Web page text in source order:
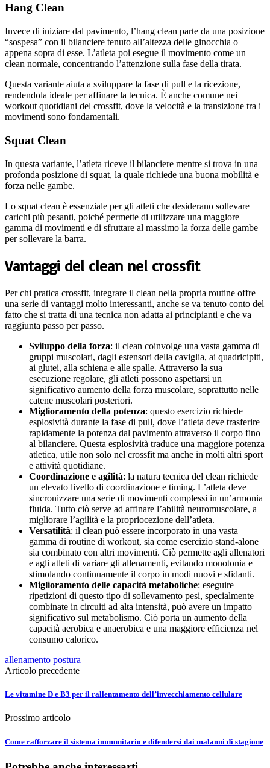
Hang Clean
Invece di iniziare dal pavimento, l’hang clean parte da una posizione
“sospesa” con il bilanciere tenuto all’altezza delle ginocchia o
appena sopra di esse. L’atleta poi esegue il movimento come un
clean normale, concentrando l’attenzione sulla fase della tirata.
Questa variante aiuta a sviluppare la fase di pull e la ricezione,
rendendola ideale per affinare la tecnica. È anche comune nei
workout quotidiani del crossfit, dove la velocità e la transizione tra i
movimenti sono fondamentali.
Squat Clean
In questa variante, l’atleta riceve il bilanciere mentre si trova in una
profonda posizione di squat, la quale richiede una buona mobilità e
forza nelle gambe.
Lo squat clean è essenziale per gli atleti che desiderano sollevare
carichi più pesanti, poiché permette di utilizzare una maggiore
gamma di movimenti e di sfruttare al massimo la forza delle gambe
per sollevare la barra.
Vantaggi del clean nel crossfit
Per chi pratica crossfit, integrare il clean nella propria routine offre
una serie di vantaggi molto interessanti, anche se va tenuto conto del
fatto che si tratta di una tecnica non adatta ai principianti e che va
raggiunta passo per passo.
Sviluppo della forza: il clean coinvolge una vasta gamma di
gruppi muscolari, dagli estensori della caviglia, ai quadricipiti,
ai glutei, alla schiena e alle spalle. Attraverso la sua
esecuzione regolare, gli atleti possono aspettarsi un
significativo aumento della forza muscolare, soprattutto nelle
catene muscolari posteriori.
Miglioramento della potenza: questo esercizio richiede
esplosività durante la fase di pull, dove l’atleta deve trasferire
rapidamente la potenza dal pavimento attraverso il corpo fino
al bilanciere. Questa esplosività traduce una maggiore potenza
atletica, utile non solo nel crossfit ma anche in molti altri sport
e attività quotidiane.
Coordinazione e agilità: la natura tecnica del clean richiede
un elevato livello di coordinazione e timing. L’atleta deve
sincronizzare una serie di movimenti complessi in un’armonia
fluida. Tutto ciò serve ad affinare l’abilità neuromuscolare, a
migliorare l’agilità e la propriocezione dell’atleta.
Versatilità: il clean può essere incorporato in una vasta
gamma di routine di workout, sia come esercizio stand-alone
sia combinato con altri movimenti. Ciò permette agli allenatori
e agli atleti di variare gli allenamenti, evitando monotonia e
stimolando continuamente il corpo in modi nuovi e sfidanti.
Miglioramento delle capacità metaboliche: eseguire
ripetizioni di questo tipo di sollevamento pesi, specialmente
combinate in circuiti ad alta intensità, può avere un impatto
significativo sul metabolismo. Ciò porta un aumento della
capacità aerobica e anaerobica e una maggiore efficienza nel
consumo calorico.
allenamento postura
Articolo precedente
Le vitamine D e B3 per il rallentamento dell’invecchiamento cellulare
Prossimo articolo
Come rafforzare il sistema immunitario e difendersi dai malanni di stagione